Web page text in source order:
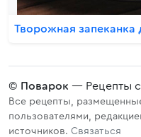
Творожная запеканка
© Поварок — Рецепты
Все рецепты,
пользователями,
источников. Связаться